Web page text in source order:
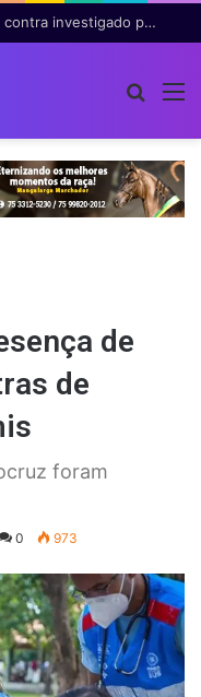
Polícia cumpre mandado de prisão contra investigado por roubo majorado em Cruz das Almas
de
de
foram
0 973